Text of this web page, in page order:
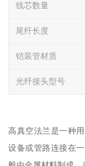
线芯数量
尾纤长度
铠装管材质
光纤接头型号
高真空法兰是一种
设备或管路连接在